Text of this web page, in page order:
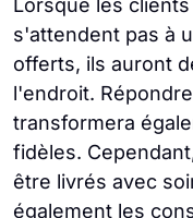
Lorsque les
s'attendent pas à
offerts, ils auront
l'endroit.
transformera
fidèles.
être livrés avec
également les